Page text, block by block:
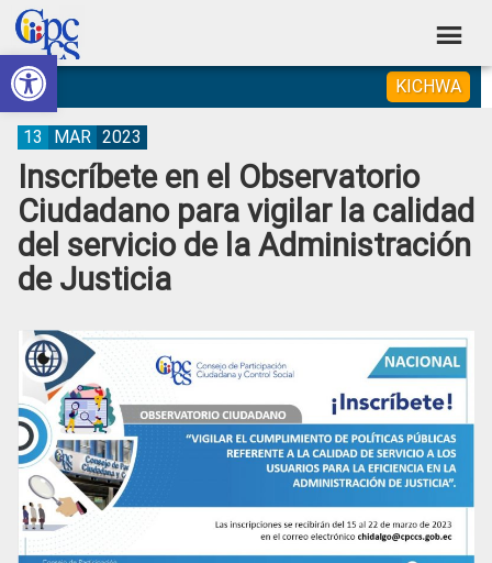
Abrir barra de herramientas
Skip
to
primary
navigation
Skip
to
main
content
Skip
to
primary
sidebar
Skip
to
footer
Consejo
de
Participación
Ciudadana
Control
Social
Construyendo
Poder
Ciudadano
KICHWA
Inscríbete en el Observatorio
Ciudadano para vigilar la calidad
del servicio de la Administración
de Justicia
13 MAR 2023